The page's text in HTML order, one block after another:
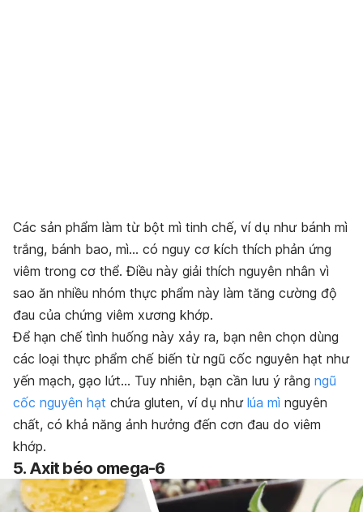
Các sản phẩm làm từ bột mì tinh chế, ví dụ như bánh mì
trắng, bánh bao, mì… có nguy cơ kích thích phản ứng
viêm trong cơ thể. Điều này giải thích nguyên nhân vì
sao ăn nhiều nhóm thực phẩm này làm tăng cường độ
đau của chứng viêm xương khớp.
Để hạn chế tình huống này xảy ra, bạn nên chọn dùng
các loại thực phẩm chế biến từ ngũ cốc nguyên hạt như
yến mạch, gạo lứt… Tuy nhiên, bạn cần lưu ý rằng ngũ
cốc nguyên hạt chứa gluten, ví dụ như lúa mì nguyên
chất, có khả năng ảnh hưởng đến cơn đau do viêm
khớp.
5. Axit béo omega-6